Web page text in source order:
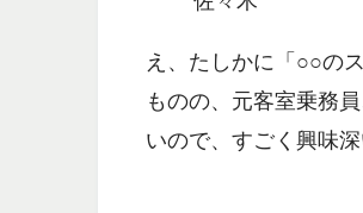
え、たしかに「○○の
ものの、元客室乗務
いので、すごく興味